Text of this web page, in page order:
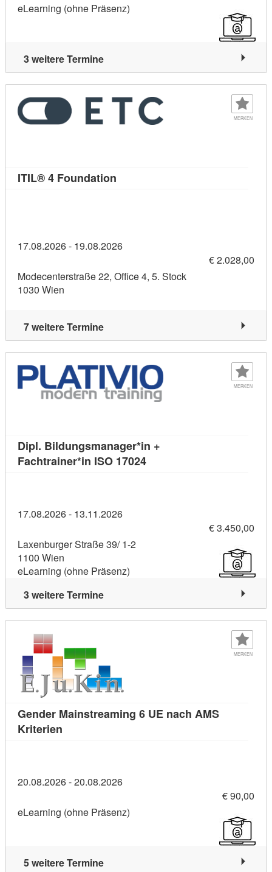
eLearning (ohne Präsenz)
3 weitere Termine
MERKEN
ITIL® 4 Foundation
17.08.2026 - 19.08.2026
€ 2.028,00
Modecenterstraße 22, Office 4, 5. Stock
1030 Wien
7 weitere Termine
MERKEN
Dipl. Bildungsmanager*in +
Fachtrainer*in ISO 17024Kursdetail: Dipl.
17.08.2026 - 13.11.2026
€ 3.450,00
Laxenburger Straße 39/ 1-2
1100 Wien
eLearning (ohne Präsenz)
3 weitere Termine
MERKEN
Gender Mainstreaming 6 UE nach AMS
Kriterien
20.08.2026 - 20.08.2026
€ 90,00
eLearning (ohne Präsenz)
5 weitere Termine